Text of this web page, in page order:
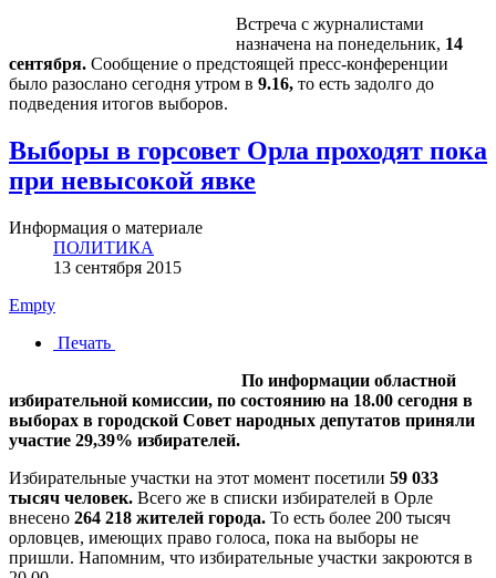
Встреча с журналистами
назначена на понедельник, 14
сентября. Сообщение о предстоящей пресс-конференции
было разослано сегодня утром в 9.16, то есть задолго до
подведения итогов выборов.
Выборы в горсовет Орла проходят пока
при невысокой явке
Информация о материале
ПОЛИТИКА
13 сентября 2015
Empty
Печать
По информации областной
избирательной комиссии, по состоянию на 18.00 сегодня в
выборах в городской Совет народных депутатов приняли
участие 29,39% избирателей.
Избирательные участки на этот момент посетили 59 033
тысяч человек. Всего же в списки избирателей в Орле
внесено 264 218 жителей города. То есть более 200 тысяч
орловцев, имеющих право голоса, пока на выборы не
пришли. Напомним, что избирательные участки закроются в